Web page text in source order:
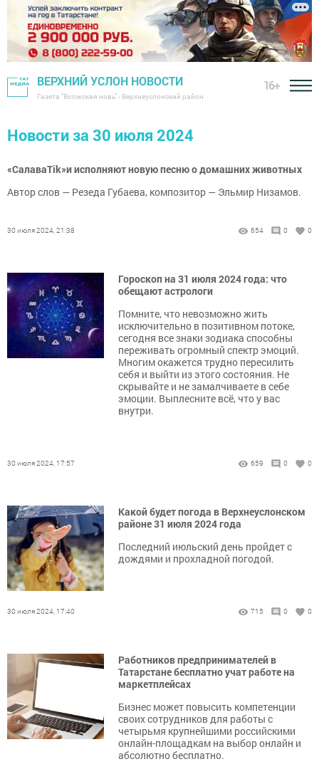
ВЕРХНИЙ УСЛОН НОВОСТИ
Газета "Волжская новь" - Верхнеуслонский район
16+
Новости за 30 июля 2024
«СалаваТіk»и исполняют новую песню о домашних животных
Автор слов — Резеда Губаева, композитор — Эльмир Низамов.
30 июля 2024, 21:38 654 0 0
Гороскоп на 31 июля 2024 года: что
обещают астрологи
Помните, что невозможно жить
исключительно в позитивном потоке,
сегодня все знаки зодиака способны
переживать огромный спектр эмоций.
Многим окажется трудно пересилить
себя и выйти из этого состояния. Не
скрывайте и не замалчиваете в себе
эмоции. Выплесните всё, что у вас
внутри.
30 июля 2024, 17:57 659 0 0
Какой будет погода в Верхнеуслонском
районе 31 июля 2024 года
Последний июльский день пройдет с
дождями и прохладной погодой.
30 июля 2024, 17:40 715 0 0
Работников предпринимателей в
Татарстане бесплатно учат работе на
маркетплейсах
Бизнес может повысить компетенции
своих сотрудников для работы с
четырьмя крупнейшими российскими
онлайн-площадкам на выбор онлайн и
абсолютно бесплатно.